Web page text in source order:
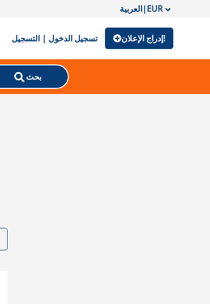
العربية|EUR
تسجيل الدخول | التسجيل إدراج الإعلان!
بحث